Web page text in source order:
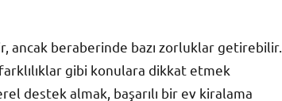
ancak beraberinde bazı zorluklar getirebilir.
gibi konulara dikkat etmek
destek almak, başarılı bir ev kiralama